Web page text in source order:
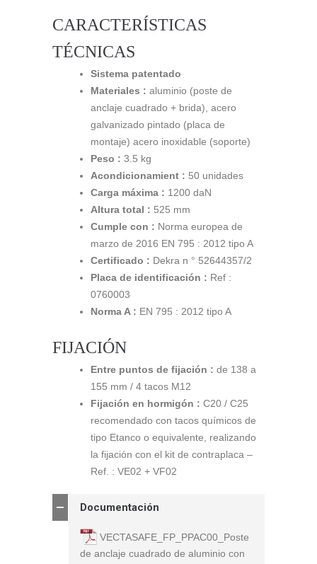
CARACTERÍSTICAS
TÉCNICAS
Sistema patentado
Materiales : aluminio (poste de
anclaje cuadrado + brida), acero
galvanizado pintado (placa de
montaje) acero inoxidable (soporte)
Peso : 3.5 kg
Acondicionamient : 50 unidades
Carga máxima : 1200 daN
Altura total : 525 mm
Cumple con : Norma europea de
marzo de 2016 EN 795 : 2012 tipo A
Certificado : Dekra n ° 52644357/2
Placa de identificación : Ref :
0760003
Norma A : EN 795 : 2012 tipo A
FIJACIÓN
Entre puntos de fijación : de 138 a
155 mm / 4 tacos M12
Fijación en hormigón : C20 / C25
recomendado con tacos químicos de
tipo Etanco o equivalente, realizando
la fijación con el kit de contraplaca –
Ref. : VE02 + VF02
Documentación
VECTASAFE_FP_PPAC00_Poste
de anclaje cuadrado de aluminio con